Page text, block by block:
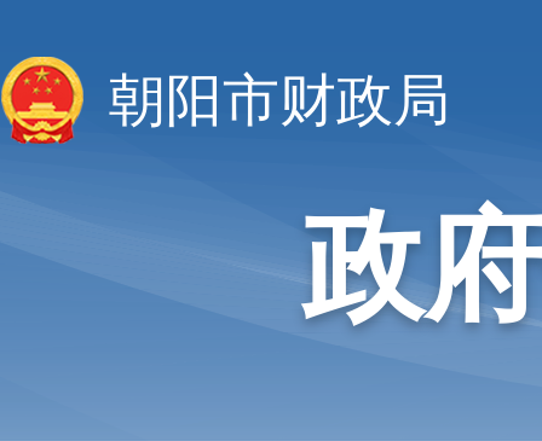
朝阳市财政局
政